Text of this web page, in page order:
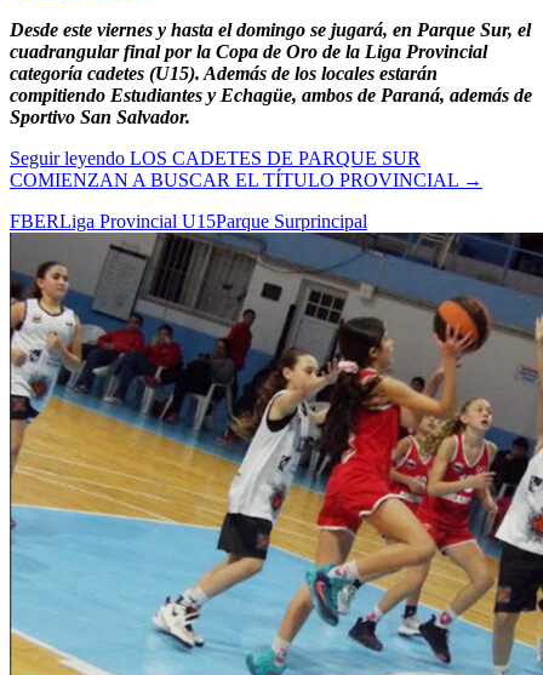
Desde este viernes y hasta el domingo se jugará, en Parque Sur, el
cuadrangular final por la Copa de Oro de la Liga Provincial
categoría cadetes (U15). Además de los locales estarán
compitiendo Estudiantes y Echagüe, ambos de Paraná, además de
Sportivo San Salvador.
Seguir leyendo LOS CADETES DE PARQUE SUR
COMIENZAN A BUSCAR EL TÍTULO PROVINCIAL →
FBERLiga Provincial U15Parque Surprincipal